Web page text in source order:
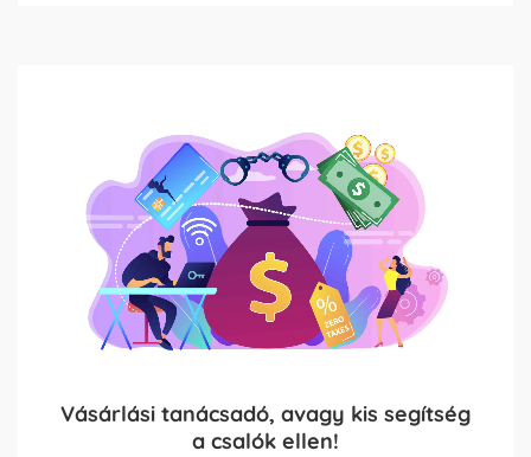
Vásárlási tanácsadó, avagy kis segítség
a csalók ellen!